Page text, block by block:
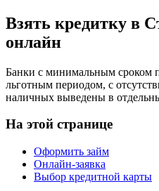
Взять кредитку в
онлайн
Банки с минимальным сроком
льготным периодом, с
наличных выведены в
На этой странице
Оформить займ
Онлайн-заявка
Выбор кредитной карты